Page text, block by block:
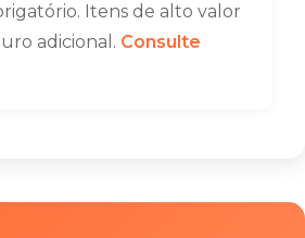
Itens de alto valor
adicional. Consulte